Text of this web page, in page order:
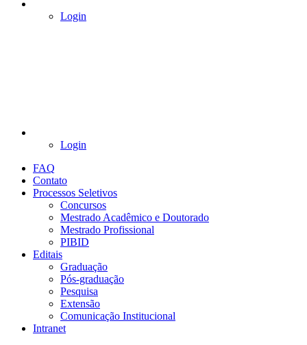
Login
Login
FAQ
Contato
Processos Seletivos
Concursos
Mestrado Acadêmico e Doutorado
Mestrado Profissional
PIBID
Editais
Graduação
Pós-graduação
Pesquisa
Extensão
Comunicação Institucional
Intranet